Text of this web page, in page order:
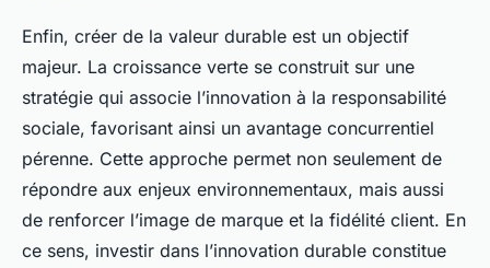
Enfin, créer de la valeur durable est un objectif
majeur. La croissance verte se construit sur une
stratégie qui associe l’innovation à la responsabilité
sociale, favorisant ainsi un avantage concurrentiel
pérenne. Cette approche permet non seulement de
répondre aux enjeux environnementaux, mais aussi
de renforcer l’image de marque et la fidélité client. En
ce sens, investir dans l’innovation durable constitue